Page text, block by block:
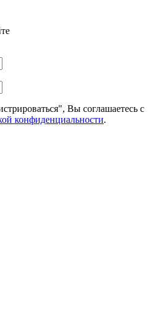
Вы соглашаетесь с
конфиденциальности.